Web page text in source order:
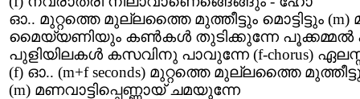
ഓ.. മുറ്റത്തെ മുല്ലത്തൈ മുത്തീട്ടും മൊട്ടിട്ടും (m)
മൈയ്യണിയും കണ്‍കള്‍ തുടിക്കുന്നേ പൂക്കമ്മല്‍
പുളിയിലകള്‍ കസവിനു പാവുന്നേ (f-chorus)
(f) ഓ.. (m+f seconds) മുറ്റത്തെ മുല്ലത്തൈ മുത്തീട്ടും
(m) മണവാട്ടിപ്പെണ്ണായ് ചമയുന്നേ